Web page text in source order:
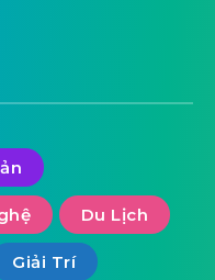
Du Lịch
Giải Trí